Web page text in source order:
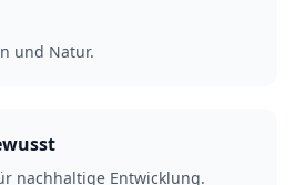
und Natur.
nachhaltige Entwicklung.